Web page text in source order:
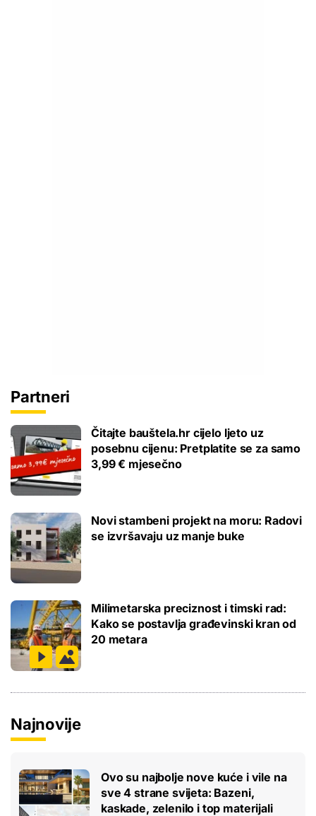
Partneri
Čitajte bauštela.hr cijelo ljeto uz
posebnu cijenu: Pretplatite se za samo
3,99 € mjesečno
Novi stambeni projekt na moru: Radovi
se izvršavaju uz manje buke
Milimetarska preciznost i timski rad:
Kako se postavlja građevinski kran od
20 metara
Najnovije
Ovo su najbolje nove kuće i vile na
sve 4 strane svijeta: Bazeni,
kaskade, zelenilo i top materijali